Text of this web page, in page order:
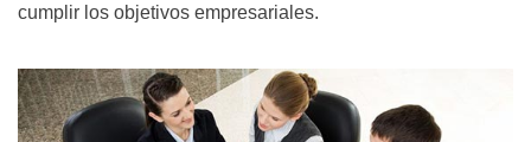
cumplir los objetivos empresariales.